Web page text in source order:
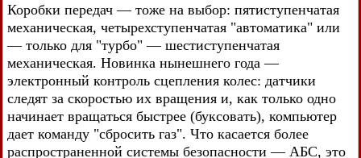
Коробки передач — тоже на выбор: пятиступенчатая
механическая, четырехступенчатая "автоматика" или
— только для "турбо" — шестиступенчатая
механическая. Новинка нынешнего года —
электронный контроль сцепления колес: датчики
следят за скоростью их вращения и, как только одно
начинает вращаться быстрее (буксовать), компьютер
дает команду "сбросить газ". Что касается более
распространенной системы безопасности — АБС, это